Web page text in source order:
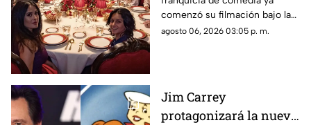
vuelve elenco original
comenzó su filmación bajo la
producción de Netflix.
agosto 06, 2026 03:05 p. m.
Jim Carrey
protagonizará la nueva